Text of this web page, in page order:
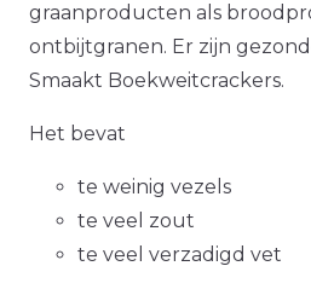
graanproducten als
ontbijtgranen. Er zijn
Smaakt Boekweitcrackers.
Het bevat
te weinig vezels
te veel zout
te veel verzadigd vet